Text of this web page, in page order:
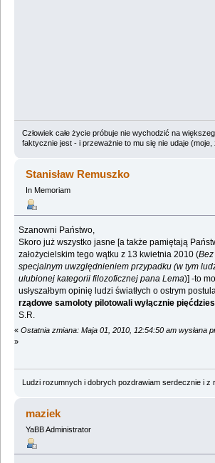
Człowiek całe życie próbuje nie wychodzić na
faktycznie jest - i przeważnie to mu się nie udaje (moje,
Stanisław Remuszko
In Memoriam
Szanowni Państwo,
Skoro już wszystko jasne [a także pamiętają
założycielskim tego wątku z 13 kwietnia 2010 (
specjalnym uwzględnieniem przypadku (w tym
ulubionej kategorii filozoficznej pana Lema)] -to
usłyszałbym opinię ludzi światłych o ostrym
rządowe samoloty pilotowali wyłącznie
S.R.
« Ostatnia zmiana: Maja 01, 2010, 12:54:50 am wysłana
»
Ludzi rozumnych i dobrych pozdrawiam serdecznie i z
maziek
YaBB Administrator